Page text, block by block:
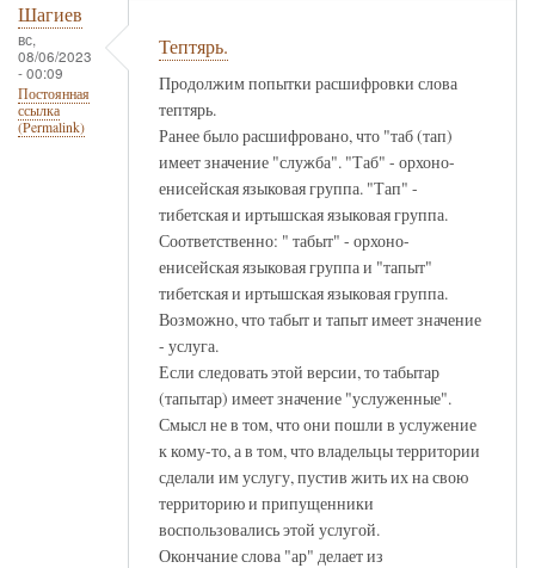
Шагиев
вс,
08/06/2023
- 00:09
Постоянная
ссылка
(Permalink)
Тептярь.
Продолжим попытки расшифровки слова
тептярь.
Ранее было расшифровано, что "таб (тап)
имеет значение "служба". "Таб" - орхоно-
енисейская языковая группа. "Тап" -
тибетская и иртышская языковая группа.
Соответственно: " табыт" - орхоно-
енисейская языковая группа и "тапыт"
тибетская и иртышская языковая группа.
Возможно, что табыт и тапыт имеет значение
- услуга.
Если следовать этой версии, то табытар
(тапытар) имеет значение "услуженные".
Смысл не в том, что они пошли в услужение
к кому-то, а в том, что владельцы территории
сделали им услугу, пустив жить их на свою
территорию и припущенники
воспользовались этой услугой.
Окончание слова "ар" делает из